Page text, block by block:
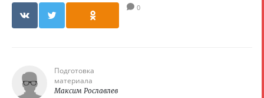
0
Подготовка
материала
Максим Рославлев